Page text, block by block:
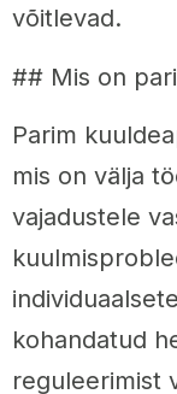
võitlevad.
## Mis on
Parim
mis on välja
vajadustele
kohandatud
reguleerimist